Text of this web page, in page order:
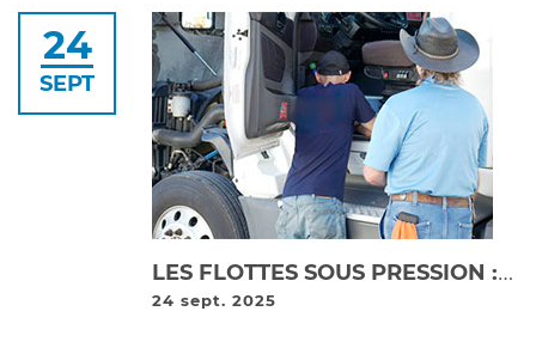
24
SEPT
LES FLOTTES SOUS PRESSION : LA RÉALITÉ QUOTIDIENNE DES TEMPS D'INACTIVITÉ
24 sept. 2025